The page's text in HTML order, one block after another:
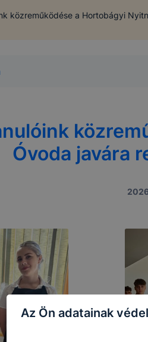
közreműködése a Hortobágyi
Óvoda javára
Az Ön adatainak